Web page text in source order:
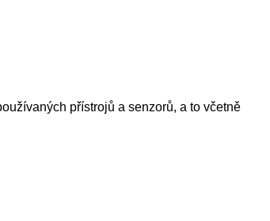
přístrojů a senzorů, a to včetně